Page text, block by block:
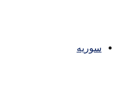
سوریه